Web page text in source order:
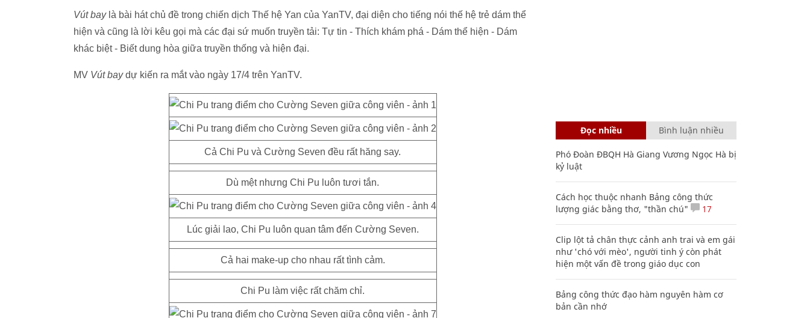
Vút baylà bài hát chủ đề trong chiến dịch Thế hệ Yan của YanTV, đại diện cho tiếng nói thế hệ trẻ dám thể
hiện và cũng là lời kêu gọi mà các đại sứ muốn truyền tải: Tự tin - Thích khám phá - Dám thể hiện - Dám
khác biệt - Biết dung hòa giữa truyền thống và hiện đại.
MV Vút baydự kiến ra mắt vào ngày 17/4 trên YanTV.
Cả Chi Pu và Cường Seven đều rất hăng say.
Dù mệt nhưng Chi Pu luôn tươi tắn.
Lúc giải lao, Chi Pu luôn quan tâm đến Cường Seven.
Cả hai make-up cho nhau rất tình cảm.
Chi Pu làm việc rất chăm chỉ.
Đọc nhiều Bình luận nhiều
Phó Đoàn ĐBQH Hà Giang Vương Ngọc Hà bị
kỷ luật
Cách học thuộc nhanh Bảng công thức
lượng giác bằng thơ, "thần chú"
17
Clip lột tả chân thực cảnh anh trai và em gái
như 'chó với mèo', người tinh ý còn phát
hiện một vấn đề trong giáo dục con
Bảng công thức đạo hàm nguyên hàm cơ
bản cần nhớ